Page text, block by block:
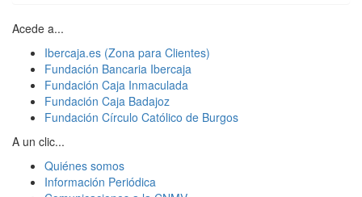
Acede a...
Ibercaja.es (Zona para Clientes)
Fundación Bancaria Ibercaja
Fundación Caja Inmaculada
Fundación Caja Badajoz
Fundación Círculo Católico de Burgos
A un clic...
Quiénes somos
Información Periódica